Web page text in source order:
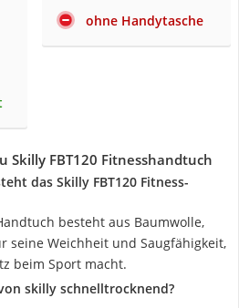
ohne Handytasche
Skilly FBT120 Fitnesshandtuch
das Skilly FBT120 Fitness-
besteht aus Baumwolle,
seine Weichheit und Saugfähigkeit,
beim Sport macht.
skilly schnelltrocknend?